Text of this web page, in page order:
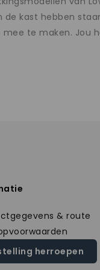
kast hebben
te maken. Jou
& route
herroepen